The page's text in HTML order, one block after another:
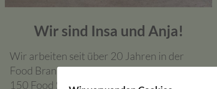
Wir sind Insa und Anja!
Wir arbeiten seit über 20 Jahren in der
Food Branche und haben bereits mehr als
150 Food StartUps geholfen, ihr Business